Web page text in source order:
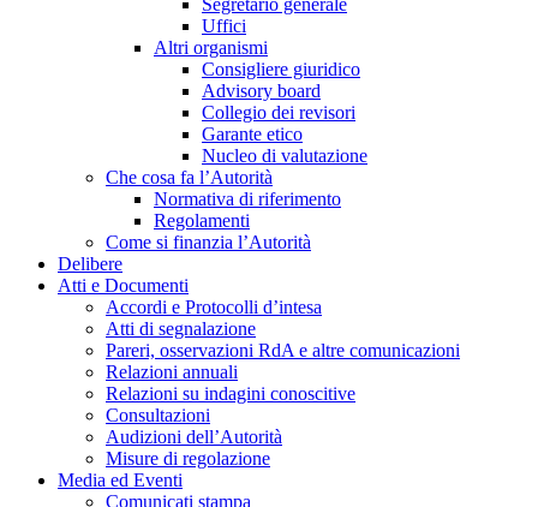
Segretario generale
Uffici
Altri organismi
Consigliere giuridico
Advisory board
Collegio dei revisori
Garante etico
Nucleo di valutazione
Che cosa fa l’Autorità
Normativa di riferimento
Regolamenti
Come si finanzia l’Autorità
Delibere
Atti e Documenti
Accordi e Protocolli d’intesa
Atti di segnalazione
Pareri, osservazioni RdA e altre comunicazioni
Relazioni annuali
Relazioni su indagini conoscitive
Consultazioni
Audizioni dell’Autorità
Misure di regolazione
Media ed Eventi
Comunicati stampa